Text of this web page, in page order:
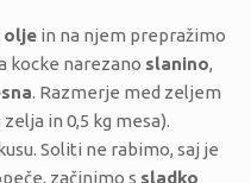
olje in na njem prepražimo
kocke narezano slanino,
. Razmerje med zeljem
in 0,5 kg mesa).
Soliti ne rabimo, saj je
začinimo s sladko